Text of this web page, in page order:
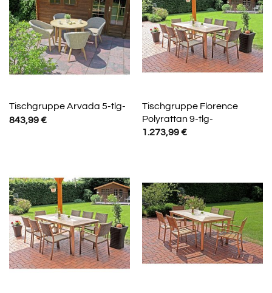
Tischgruppe Arvada 5-tlg-
843,99€
Tischgruppe Florence
Polyrattan 9-tlg-
1.273,99€